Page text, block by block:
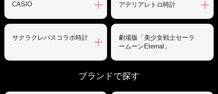
CASIO アデリアレトロ時計
サクラクレパスコラボ時計
劇場版「美少女戦士セーラ
ームーンEternal」
ブランドで探す